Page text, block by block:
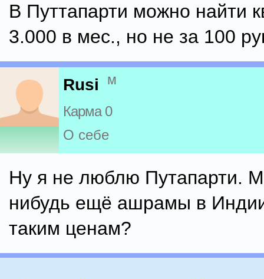
В Путтапарти можно найти
3.000 в мес., но не за 100
Rusi м
Карма 0
О себе
Ну я не люблю Путапарти.
нибудь ещё ашрамы в
таким ценам?